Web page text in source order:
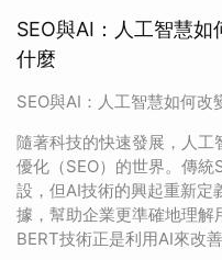
SEO與AI：人工智慧
什麼
SEO與AI：人工智慧如何
隨著科技的快速發展，人
優化（SEO）的世界。傳統
設，但AI技術的興起重新定
據，幫助企業更準確地理
BERT技術正是利用AI來改